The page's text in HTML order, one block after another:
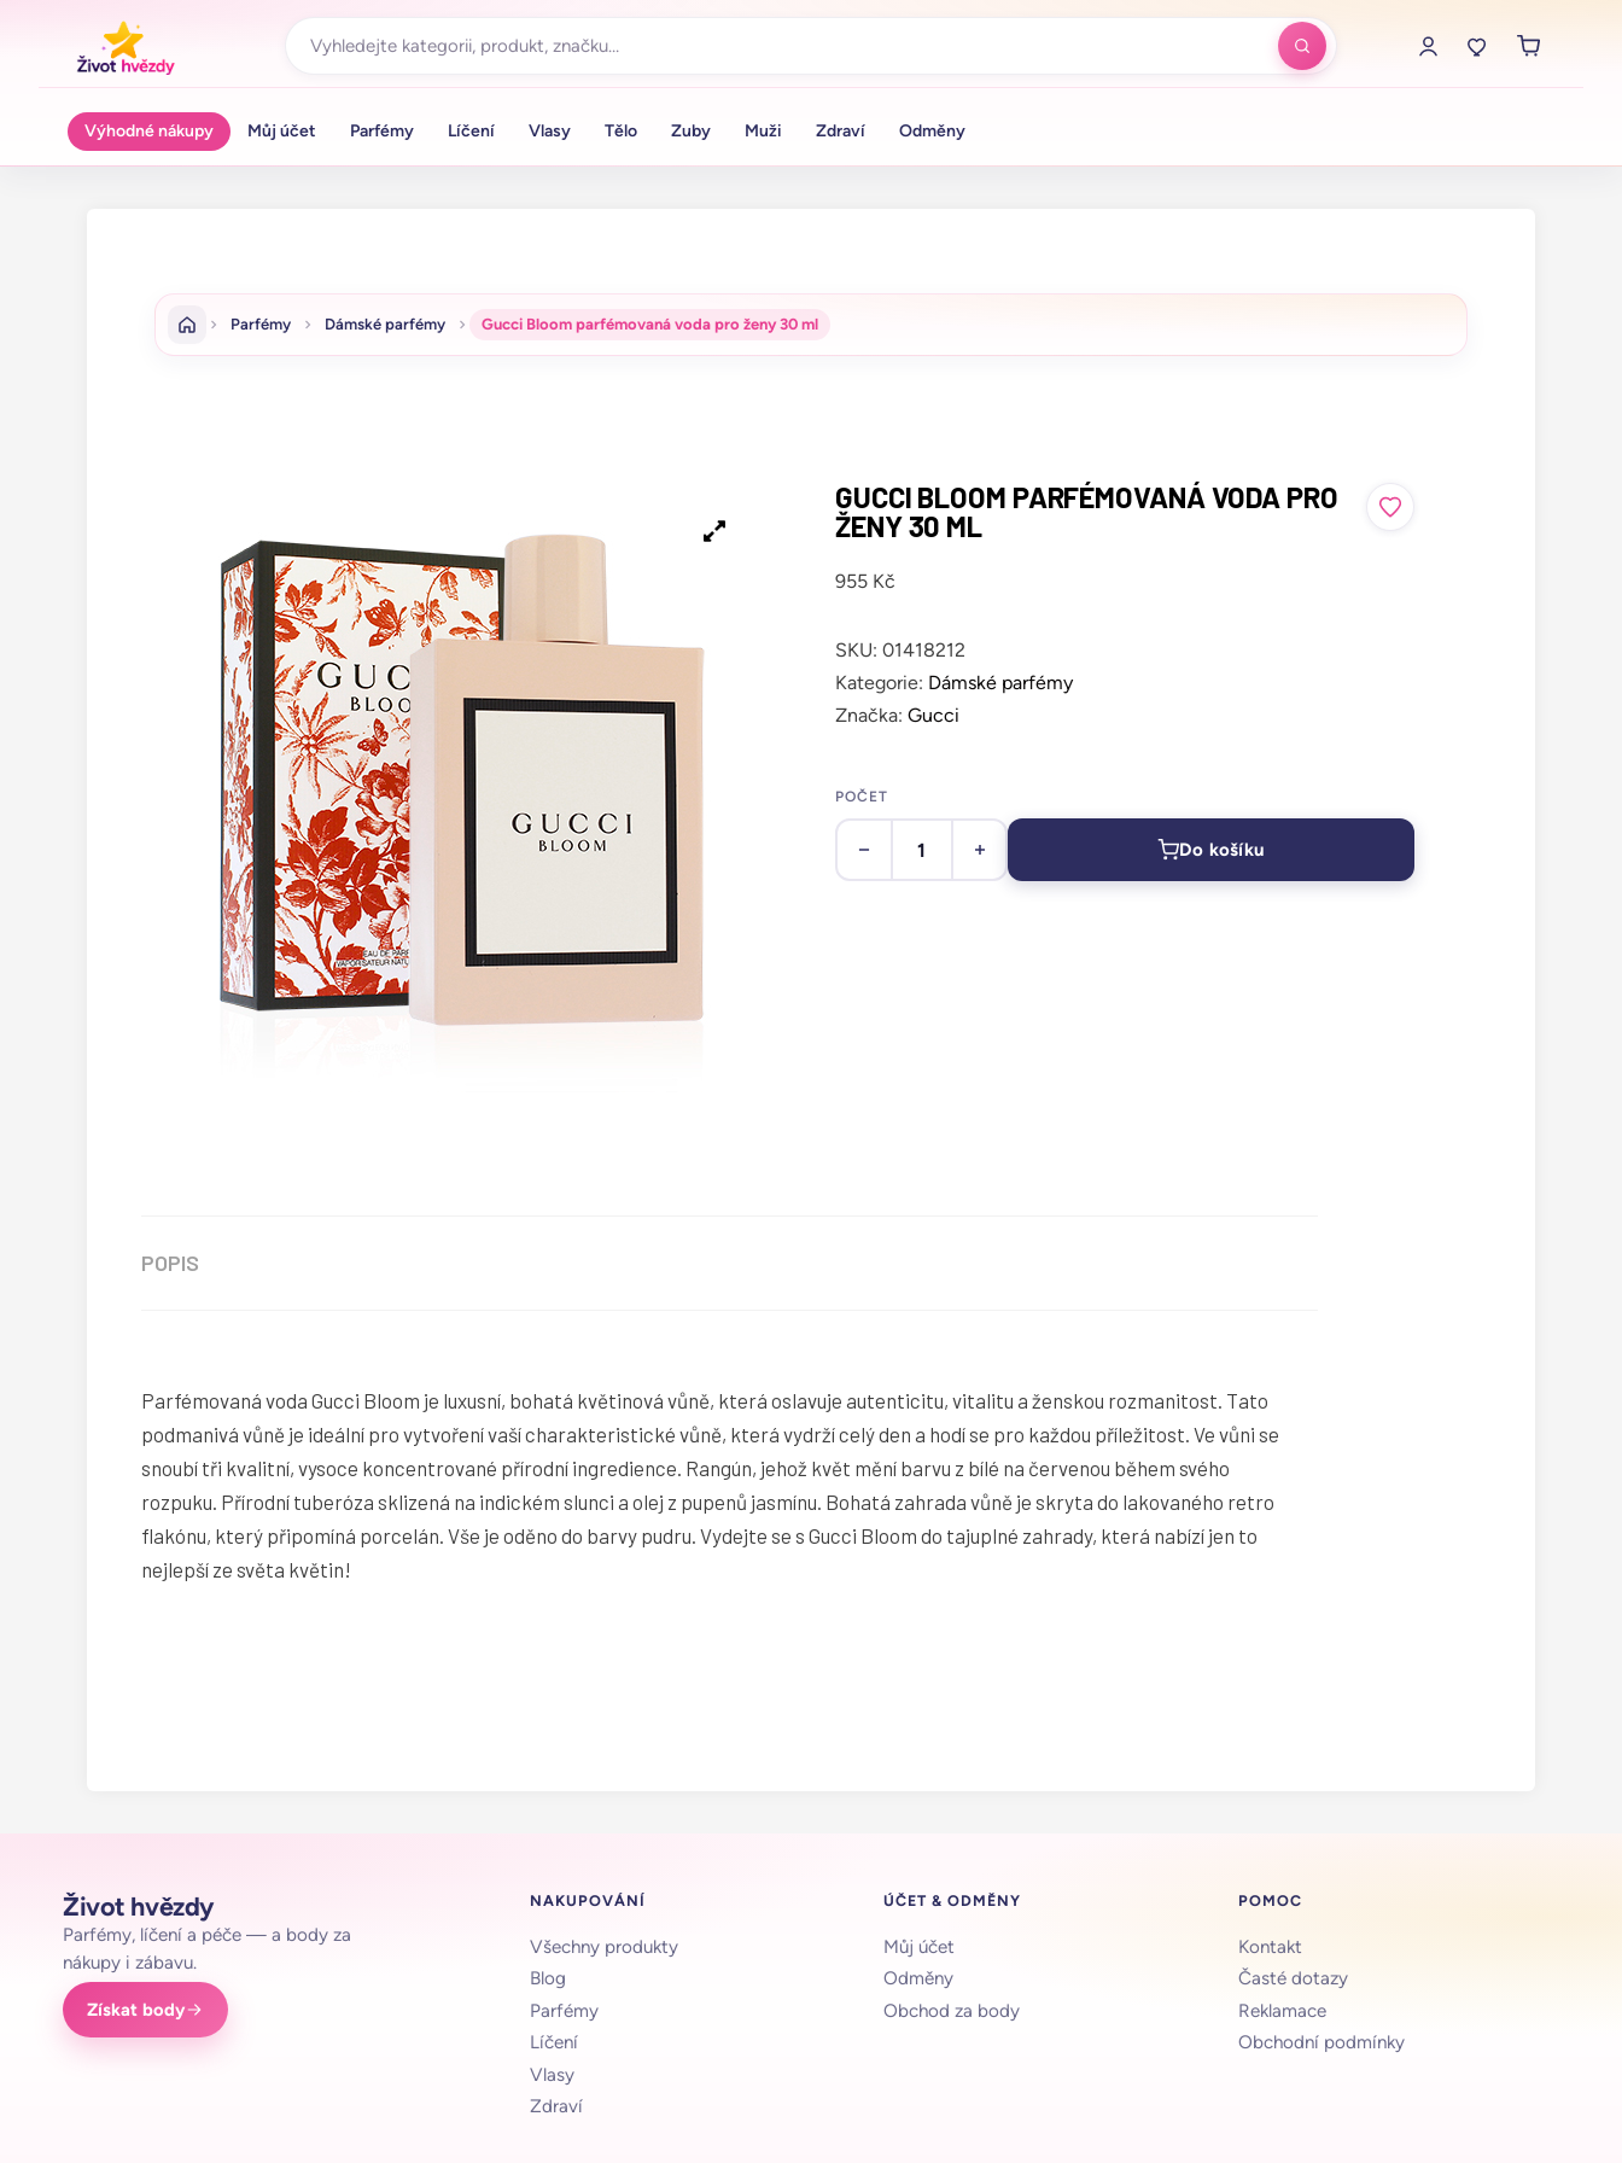
Výhodné nákupy Můj účet Parfémy Líčení Vlasy Tělo Zuby Muži Zdraví Odměny
Parfémy Dámské parfémy Gucci Bloom parfémovaná voda pro ženy 30 ml
GUCCI BLOOM PARFÉMOVANÁ VODA PRO
ŽENY 30 ML
955 Kč
SKU: 01418212
Kategorie: Dámské parfémy
Značka: Gucci
POČET
Do košíku
POPIS
Parfémovaná voda Gucci Bloom je luxusní, bohatá květinová vůně, která oslavuje autenticitu, vitalitu a ženskou rozmanitost. Tato
podmanivá vůně je ideální pro vytvoření vaší charakteristické vůně, která vydrží celý den a hodí se pro každou příležitost. Ve vůni se
snoubí tři kvalitní, vysoce koncentrované přírodní ingredience. Rangún, jehož květ mění barvu z bílé na červenou během svého
rozpuku. Přírodní tuberóza sklizená na indickém slunci a olej z pupenů jasmínu. Bohatá zahrada vůně je skryta do lakovaného retro
flakónu, který připomíná porcelán. Vše je oděno do barvy pudru. Vydejte se s Gucci Bloom do tajuplné zahrady, která nabízí jen to
nejlepší ze světa květin!
Život hvězdy
Parfémy, líčení a péče — a body za
nákupy i zábavu.
Získat body
NAKUPOVÁNÍ
Všechny produkty
Blog
Parfémy
Líčení
Vlasy
Zdraví
ÚČET & ODMĚNY
Můj účet
Odměny
Obchod za body
POMOC
Kontakt
Časté dotazy
Reklamace
Obchodní podmínky